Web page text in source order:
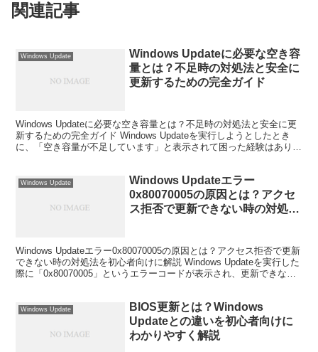
関連記事
Windows Update
Windows Updateに必要な空き容
量とは？不足時の対処法と安全に
更新するための完全ガイド
Windows Updateに必要な空き容量とは？不足時の対処法と安全に更
新するための完全ガイド Windows Updateを実行しようとしたとき
に、「空き容量が不足しています」と表示されて困った経験はありま
Windows Update
Windows Updateエラー
0x80070005の原因とは？アクセ
ス拒否で更新できない時の対処法
Windows Updateエラー0x80070005の原因とは？アクセス拒否で更新
できない時の対処法を初心者向けに解説 Windows Updateを実行した
際に「0x80070005」というエラーコードが表示され、更新できなく
Windows Update
BIOS更新とは？Windows
Updateとの違いを初心者向けに
わかりやすく解説